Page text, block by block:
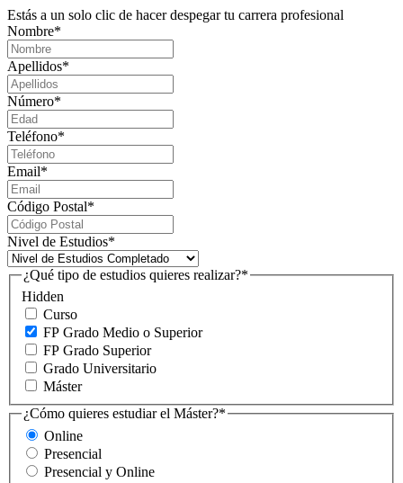
Estás a un solo clic de hacer despegar tu carrera profesional
Nombre*
Apellidos*
Número*
Teléfono*
Email*
Código Postal*
Nivel de Estudios*
Hidden
¿Qué tipo de estudios quieres realizar?*
Curso
FP Grado Medio o Superior
FP Grado Superior
Grado Universitario
Máster
¿Cómo quieres estudiar el Máster?*
Online
Presencial
Presencial y Online